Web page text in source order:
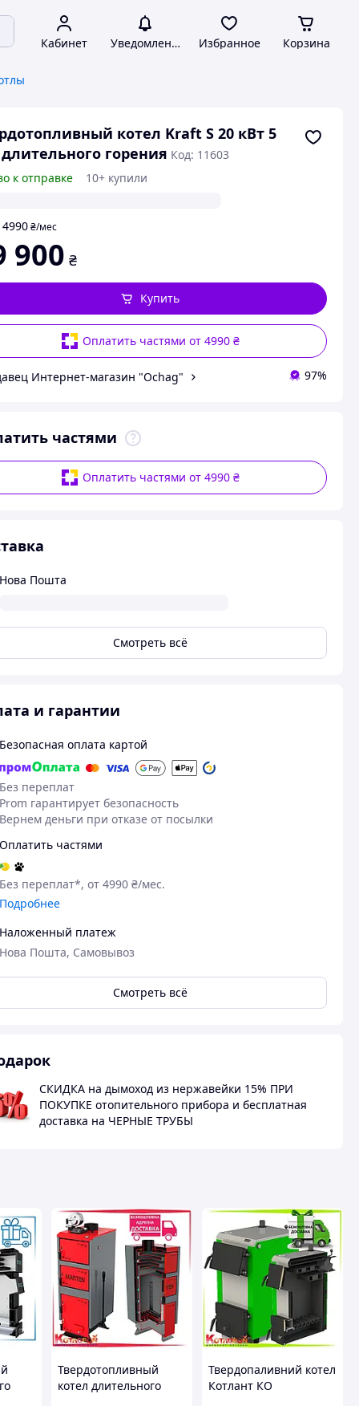
Кабинет Уведомления Избранное Корзина
котел Kraft S 20 кВт 5
горения Код: 11603
к отправке
10+ купили
4990 ₴/мес
900 ₴
Оплатить частями от 4990 ₴
Купить
Интернет-магазин "Ochag" 97%
частями
Оплатить частями от 4990 ₴
Нова Пошта
Смотреть всё
и гарантии
Безопасная оплата картой
Без переплат
Prom гарантирует безопасность
Вернем деньги при отказе от посылки
Оплатить частями
Без переплат*, от 4990 ₴/мес.
Подробнее
Наложенный платеж
Нова Пошта, Самовывоз
Смотреть всё
СКИДКА на дымоход из нержавейки 15% ПРИ
ПОКУПКЕ отопительного прибора и бесплатная
доставка на ЧЕРНЫЕ ТРУБЫ
Твердотопливный
котел длительного
Твердопаливний котел
Котлант КО